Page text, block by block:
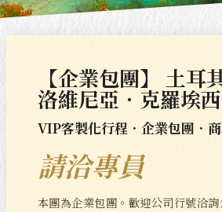
【企業包團】 土耳
洛維尼亞．克羅埃
VIP客製化行程．企業包團．
請洽專員
本團為企業包團。歡迎公司行號洽